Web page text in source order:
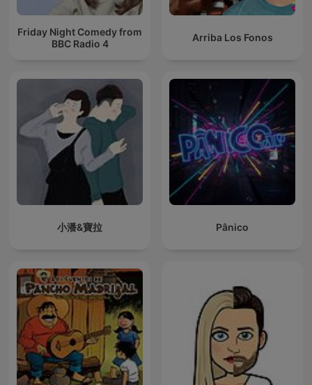
Friday Night Comedy from
BBC Radio 4
Arriba Los Fonos
小潘&寶拉 Pânico